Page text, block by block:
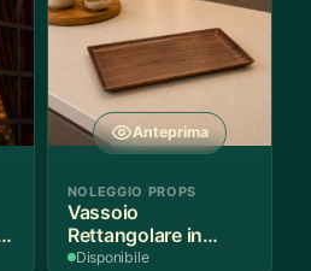
Anteprima
NOLEGGIO PROPS
Vassoio
Rettangolare in
Legno Scuro
Disponibile